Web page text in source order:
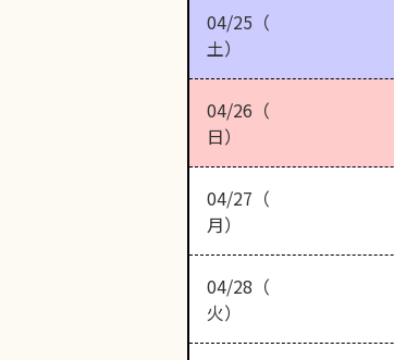
04/25（
土）
04/26（
日）
04/27（
月）
04/28（
火）